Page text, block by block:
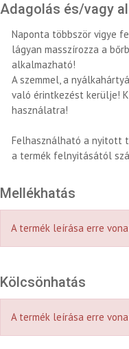
Adagolás és/vagy
Naponta többször vigye
lágyan masszírozza a
alkalmazható!
A szemmel, a
való érintkezést kerülje!
használatra!
Felhasználható a nyitott
a termék felnyitásától
Mellékhatás
A termék leírása erre
Kölcsönhatás
A termék leírása erre